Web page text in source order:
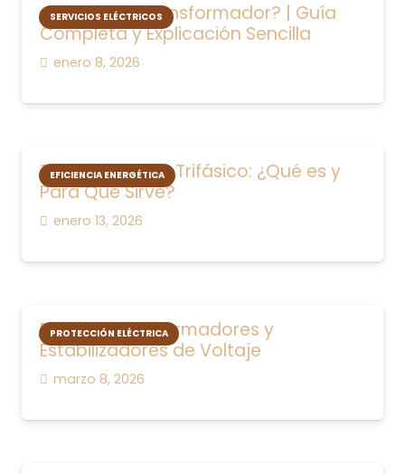
SERVICIOS ELÉCTRICOS
¿Qué es un Transformador? | Guía
Completa y Explicación Sencilla
enero 8, 2026
EFICIENCIA ENERGÉTICA
Transformador Trifásico: ¿Qué es y
Para Qué Sirve?
enero 13, 2026
PROTECCIÓN ELÉCTRICA
Blog de Transformadores y
Estabilizadores de Voltaje
marzo 8, 2026